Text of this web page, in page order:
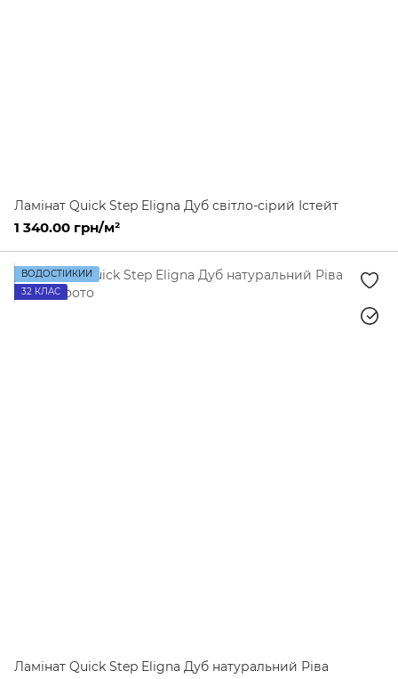
Ламінат Quick Step Eligna Дуб світло-сірий Істейт
1 340.00 грн/м²
ВОДОСТІЙКИЙ
32 КЛАС
Ламінат Quick Step Eligna Дуб натуральний Ріва